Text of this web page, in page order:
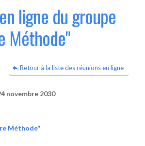
ligne du groupe
Méthode"
Retour à la liste des réunions en ligne
novembre 2030
Méthode"